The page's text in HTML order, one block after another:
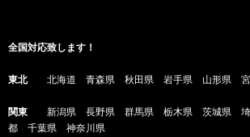
全国対応致します！
東北 北海道 青森県 秋田県 岩手県 山形県
関東 新潟県 長野県 群馬県 栃木県 茨城県 埼
都 千葉県 神奈川県